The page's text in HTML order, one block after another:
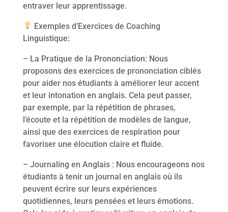
entraver leur apprentissage.
Exemples d’Exercices de Coaching
Linguistique:
– La Pratique de la Prononciation: Nous
proposons des exercices de prononciation ciblés
pour aider nos étudiants à améliorer leur accent
et leur intonation en anglais. Cela peut passer,
par exemple, par la répétition de phrases,
l’écoute et la répétition de modèles de langue,
ainsi que des exercices de respiration pour
favoriser une élocution claire et fluide.
– Journaling en Anglais : Nous encourageons nos
étudiants à tenir un journal en anglais où ils
peuvent écrire sur leurs expériences
quotidiennes, leurs pensées et leurs émotions.